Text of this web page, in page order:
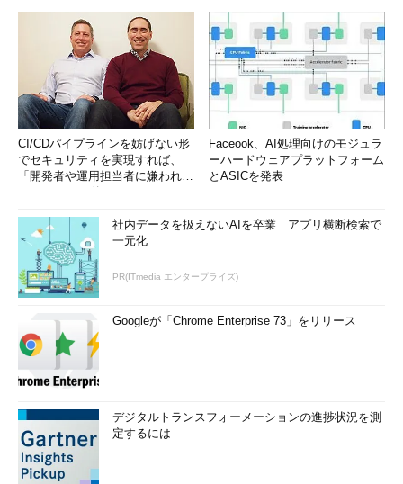
CI/CDパイプラインを妨げない形
でセキュリティを実現すれば、
「開発者や運用担当者に嫌われな
Faceook、AI処理向けのモジュラ
ーハードウェアプラットフォーム
とASICを発表
社内データを扱えないAIを卒業 アプリ横断検索で
一元化
PR(ITmedia エンタープライズ)
Googleが「Chrome Enterprise 73」をリリース
デジタルトランスフォーメーションの進捗状況を測
定するには